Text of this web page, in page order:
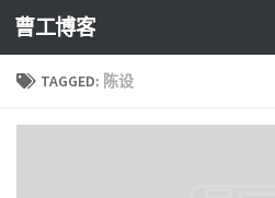
曹工博客
TAGGED: 陈设